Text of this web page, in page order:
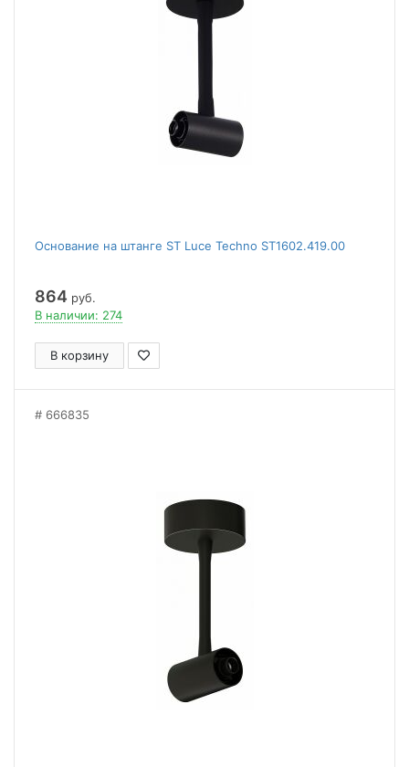
Основание на штанге ST Luce Techno ST1602.419.00
864 руб.
В наличии: 274
В корзину
666835